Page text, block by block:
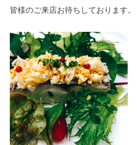
皆様のご来店お待ちしております。